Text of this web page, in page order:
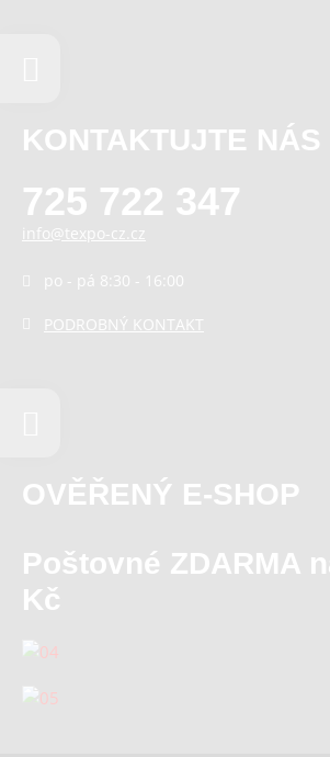
KONTAKTUJTE NÁS
725 722 347
info@texpo-cz.cz
po - pá 8:30 - 16:00
PODROBNÝ KONTAKT
OVĚŘENÝ E-SHOP
Poštovné ZDARMA
Kč